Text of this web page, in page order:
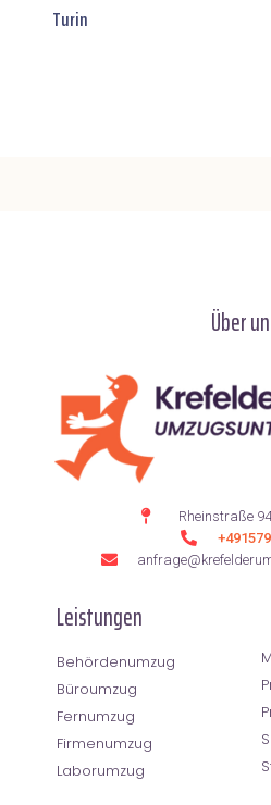
Turin
Über
Rheinstraße
Leistungen
Behördenumzug
Büroumzug
Fernumzug
Firmenumzug
Laborumzug